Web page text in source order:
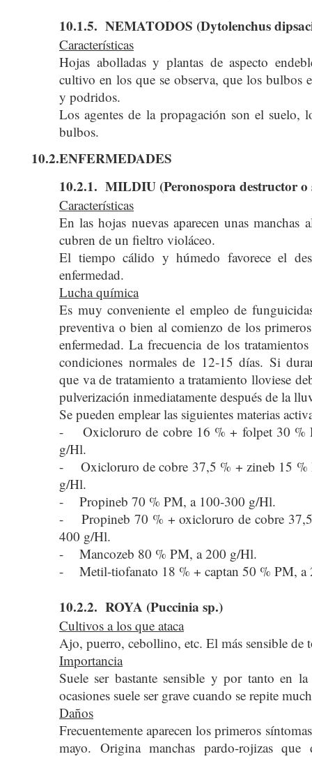
10.1.5. NEMATODOS (Dytolenchus
Características
Hojas abolladas y plantas de aspecto
cultivo en los que se observa, que los bulbos
y podridos.
Los agentes de la propagación son el suelo,
bulbos.
10.2.ENFERMEDADES
10.2.1. MILDIU (Peronospora destructor o
Características
En las hojas nuevas aparecen unas manchas
cubren de un fieltro violáceo.
El tiempo cálido y húmedo favorece el
enfermedad.
Lucha química
Es muy conveniente el empleo de
preventiva o bien al comienzo de los
enfermedad. La frecuencia de los
condiciones normales de 12-15 días. Si
que va de tratamiento a tratamiento lloviese
pulverización inmediatamente después de la
Se pueden emplear las siguientes materias
- Oxicloruro de cobre 16 % + folpet 30 %
g/Hl.
- Oxicloruro de cobre 37,5 % + zineb 15 %
g/Hl.
- Propineb 70 % PM, a 100-300 g/Hl.
- Propineb 70 % + oxicloruro de cobre
400 g/Hl.
- Mancozeb 80 % PM, a 200 g/Hl.
- Metil-tiofanato 18 % + captan 50 % PM, a
10.2.2. ROYA (Puccinia sp.)
Cultivos a los que ataca
Ajo, puerro, cebollino, etc. El más sensible de
Importancia
Suele ser bastante sensible y por tanto en
ocasiones suele ser grave cuando se repite
Daños
Frecuentemente aparecen los primeros
mayo. Origina manchas pardo-rojizas que